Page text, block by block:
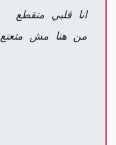
انا قلبي متقطع
من هنا مش متعتع